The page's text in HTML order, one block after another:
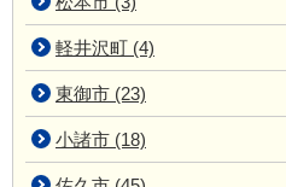
軽井沢町 (4)
東御市 (23)
小諸市 (18)